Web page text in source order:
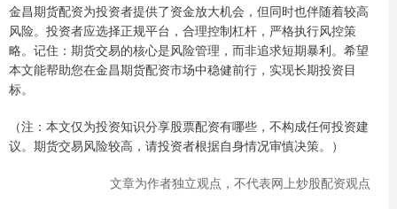
金昌期货配资为投资者提供了资金放大机会，但同时也伴随着较高
风险。投资者应选择正规平台，合理控制杠杆，严格执行风控策
略。记住：期货交易的核心是风险管理，而非追求短期暴利。希望
本文能帮助您在金昌期货配资市场中稳健前行，实现长期投资目
标。
（注：本文仅为投资知识分享股票配资有哪些，不构成任何投资建
议。期货交易风险较高，请投资者根据自身情况审慎决策。）
文章为作者独立观点，不代表网上炒股配资观点